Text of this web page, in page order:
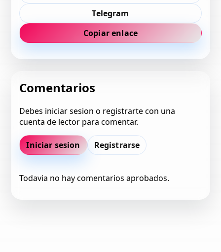
Telegram
Copiar enlace
Comentarios
Debes iniciar sesion o registrarte con una
cuenta de lector para comentar.
Iniciar sesion Registrarse
Todavia no hay comentarios aprobados.